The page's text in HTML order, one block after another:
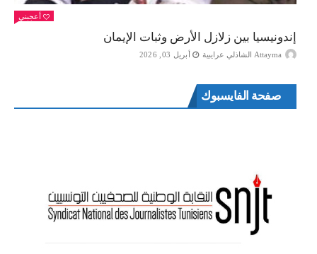
أعجبني
إندونيسيا بين زلازل الأرض وثبات الإيمان
Attayma الشاذلي عرايبية أبريل 03, 2026
صفحة الفايسبوك